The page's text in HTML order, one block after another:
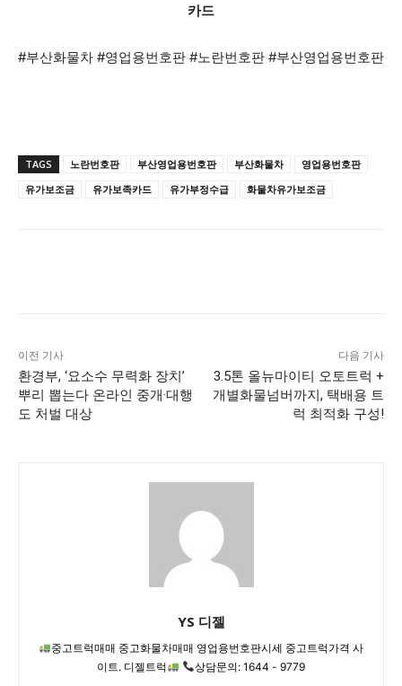
카드
#부산화물차 #영업용번호판 #노란번호판 #부산영업용번호판
TAGS 노란번호판 부산영업용번호판 부산화물차
영업용번호판
유가보조금
유가보족카드 유가부정수급 화물차유가보조금
이전 기사
환경부, ‘요소수 무력화 장치’
뿌리 뽑는다 온라인 중개·대행
도 처벌 대상
다음 기사
3.5톤 올뉴마이티 오토트럭 +
개별화물넘버까지, 택배용 트
럭 최적화 구성!
YS 디젤
중고트럭매매 중고화물차매매 영업용번호판시세 중고트럭가격 사
이트. 디젤트럭
상담문의: 1644 - 9779